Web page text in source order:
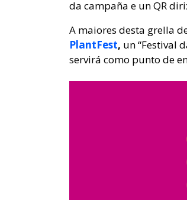
da campaña e un QR
A maiores desta grella
PlantFest, un “Festival
servirá como punto de